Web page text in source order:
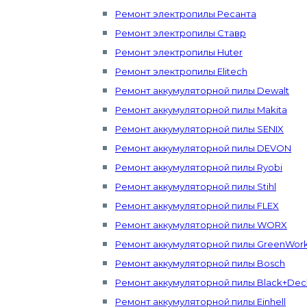
Ремонт электропилы Ресанта
Ремонт электропилы Ставр
Ремонт электропилы Huter
Ремонт электропилы Elitech
Ремонт аккумуляторной пилы Dewalt
Ремонт аккумуляторной пилы Makita
Ремонт аккумуляторной пилы SENIX
Ремонт аккумуляторной пилы DEVON
Ремонт аккумуляторной пилы Ryobi
Ремонт аккумуляторной пилы Stihl
Ремонт аккумуляторной пилы FLEX
Ремонт аккумуляторной пилы WORX
Ремонт аккумуляторной пилы
Ремонт аккумуляторной пилы Bosch
Ремонт аккумуляторной пилы
Ремонт аккумуляторной пилы Einhell